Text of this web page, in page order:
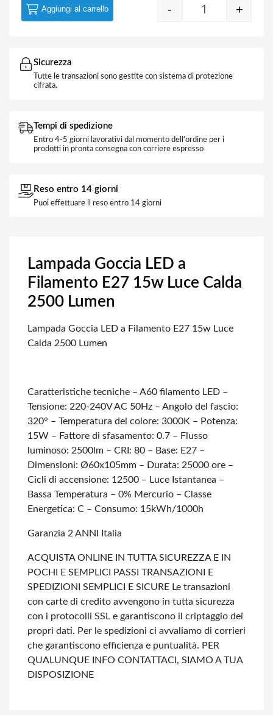
Lampada
- +
Aggiungi al carrello
Sicurezza
Tutte le transazioni sono gestite con sistema di protezione
cifrata.
Tempi di spedizione
Entro 4-5 giorni lavorativi dal momento dell'ordine per i
prodotti in pronta consegna con corriere espresso
Reso entro 14 giorni
Puoi effettuare il reso entro 14 giorni
Lampada Goccia LED a
Filamento E27 15w Luce Calda
2500 Lumen
Lampada Goccia LED a Filamento E27 15w Luce
Calda 2500 Lumen
Caratteristiche tecniche – A60 filamento LED –
Tensione: 220-240V AC 50Hz – Angolo del fascio:
320° – Temperatura del colore: 3000K – Potenza:
15W – Fattore di sfasamento: 0.7 – Flusso
luminoso: 2500lm – CRI: 80 – Base: E27 –
Dimensioni: Ø60x105mm – Durata: 25000 ore –
Cicli di accensione: 12500 – Luce Istantanea –
Bassa Temperatura – 0% Mercurio – Classe
Energetica: C – Consumo: 15kWh/1000h
Garanzia 2 ANNI Italia
ACQUISTA ONLINE IN TUTTA SICUREZZA E IN
POCHI E SEMPLICI PASSI TRANSAZIONI E
SPEDIZIONI SEMPLICI E SICURE Le transazioni
con carte di credito avvengono in tutta sicurezza
con i protocolli SSL e garantiscono il criptaggio dei
propri dati. Per le spedizioni ci avvaliamo di corrieri
che garantiscono efficienza e puntualità. PER
QUALUNQUE INFO CONTATTACI, SIAMO A TUA
DISPOSIZIONE